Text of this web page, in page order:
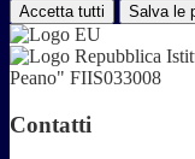
Accetta tutti Salva le
Peano" FIIS033008
Contatti